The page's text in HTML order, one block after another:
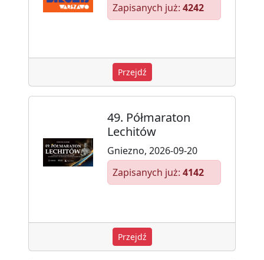
Zapisanych już: 4242
Przejdź
49. Półmaraton
Lechitów
Gniezno, 2026-09-20
Zapisanych już: 4142
Przejdź